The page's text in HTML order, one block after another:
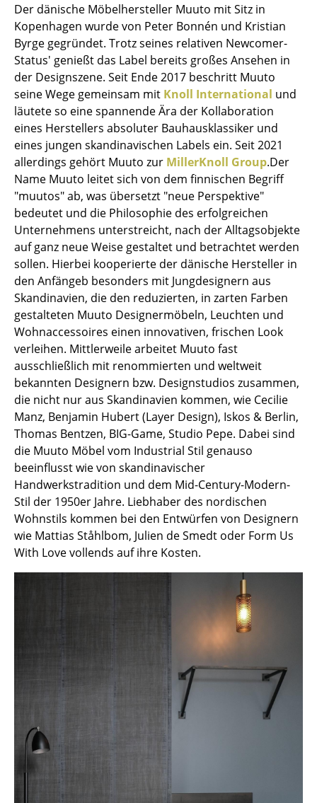
Gartentische
Servierwagen
Einzelteile
... alle Tische
Aufbewahren
Regale & Schränke
Bücherregale
Wandregale
Sideboards & Kommoden
TV Möbel
Beistell- & Rollcontainer
Barmöbel
Garderoben
Kleinaufbewahrung
Einzelteile
... alle Aufbewahrungsmöbel
Licht
Hängeleuchten & Deckenleuchten
Tischleuchten
Bodenleuchten
Wandleuchten
Outdoor-Leuchten
Akkuleuchten
... alle Leuchten
Doppelbetten
Der dänische Möbelhersteller Muuto mit Sitz in
Kopenhagen wurde von Peter Bonnén und Kristian
Byrge gegründet. Trotz seines relativen Newcomer-
Status' genießt das Label bereits großes Ansehen in
der Designszene. Seit Ende 2017 beschritt Muuto
seine Wege gemeinsam mit Knoll International und
läutete so eine spannende Ära der Kollaboration
eines Herstellers absoluter Bauhausklassiker und
eines jungen skandinavischen Labels ein. Seit 2021
allerdings gehört Muuto zur MillerKnoll Group.Der
Name Muuto leitet sich von dem finnischen Begriff
"muutos" ab, was übersetzt "neue Perspektive"
bedeutet und die Philosophie des erfolgreichen
Unternehmens unterstreicht, nach der Alltagsobjekte
auf ganz neue Weise gestaltet und betrachtet werden
sollen. Hierbei kooperierte der dänische Hersteller in
den Anfängeb besonders mit Jungdesignern aus
Skandinavien, die den reduzierten, in zarten Farben
gestalteten Muuto Designermöbeln, Leuchten und
Wohnaccessoires einen innovativen, frischen Look
verleihen. Mittlerweile arbeitet Muuto fast
ausschließlich mit renommierten und weltweit
bekannten Designern bzw. Designstudios zusammen,
die nicht nur aus Skandinavien kommen, wie Cecilie
Manz, Benjamin Hubert (Layer Design), Iskos & Berlin,
Thomas Bentzen, BIG-Game, Studio Pepe. Dabei sind
die Muuto Möbel vom Industrial Stil genauso
beeinflusst wie von skandinavischer
Handwerkstradition und dem Mid-Century-Modern-
Stil der 1950er Jahre. Liebhaber des nordischen
Wohnstils kommen bei den Entwürfen von Designern
wie Mattias Ståhlbom, Julien de Smedt oder Form Us
With Love vollends auf ihre Kosten.